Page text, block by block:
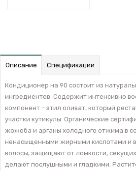
Описание Спецификации
Кондиционер на 90 состоит из
ингредиентов. Содержит интенсивно
компонент – этил оливат, который
участки кутикулы. Органические
жожоба и арганы холодного отжима в
ненасыщенными жирными кислотами и
волосы, защищают от ломкости,
делают послушными и гладкими.